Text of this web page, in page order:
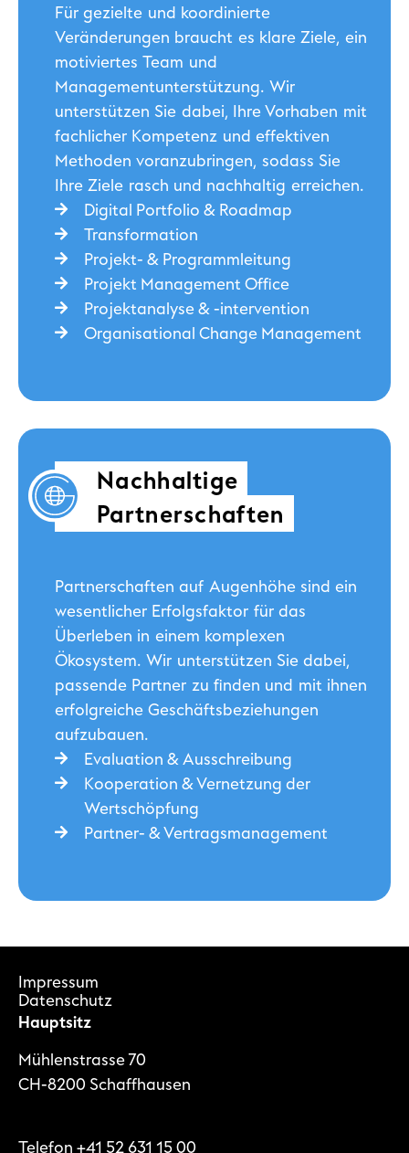
Für gezielte und koordinierte
Veränderungen braucht es klare Ziele, ein
motiviertes Team und
Managementunterstützung. Wir
unterstützen Sie dabei, Ihre Vorhaben mit
fachlicher Kompetenz und effektiven
Methoden voranzubringen, sodass Sie
Ihre Ziele rasch und nachhaltig erreichen.
Digital Portfolio & Roadmap
Transformation
Projekt- & Programmleitung
Projekt Management Office
Projektanalyse & -intervention
Organisational Change Management
Nachhaltige
Partnerschaften
Partnerschaften auf Augenhöhe sind ein
wesentlicher Erfolgsfaktor für das
Überleben in einem komplexen
Ökosystem. Wir unterstützen Sie dabei,
passende Partner zu finden und mit ihnen
erfolgreiche Geschäftsbeziehungen
aufzubauen.
Evaluation & Ausschreibung
Kooperation & Vernetzung der
Wertschöpfung
Partner- & Vertrags­management
Impressum
Datenschutz
Hauptsitz
Mühlenstrasse 70
CH-8200 Schaffhausen
Telefon +41 52 631 15 00